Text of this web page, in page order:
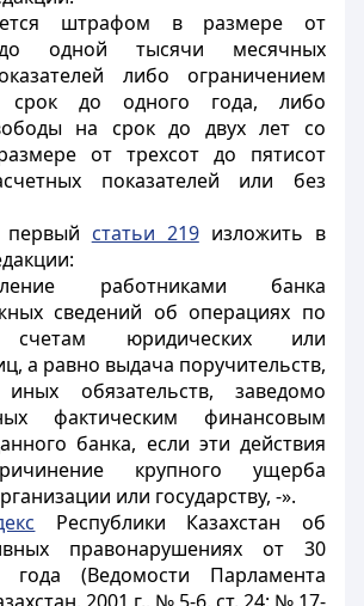
штрафом в размере от
одной тысячи месячных
либо ограничением
срок до одного года, либо
на срок до двух лет со
от трехсот до пятисот
показателей или без
первый статьи 219изложить в
работниками банка
сведений об операциях по
счетам юридических или
а равно выдача поручительств,
обязательств, заведомо
фактическим финансовым
банка, если эти действия
крупного ущерба
или государству, -».
Республики Казахстан об
правонарушениях от 30
года (Ведомости Парламента